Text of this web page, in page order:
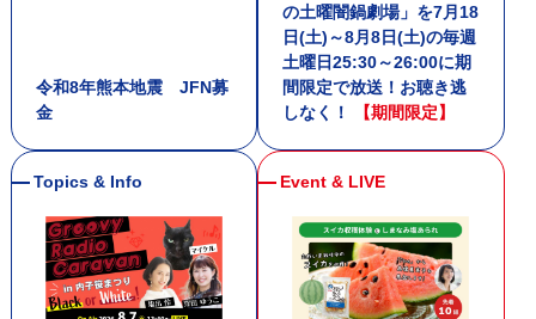
令和8年熊本地震 JFN募
金
の土曜闇鍋劇場」を7月18
日(土)～8月8日(土)の毎週
土曜日25:30～26:00に期
間限定で放送！お聴き逃
しなく！
【期間限定】